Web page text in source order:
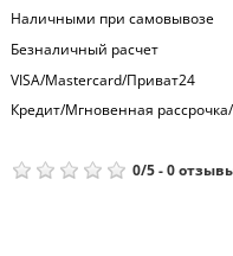
Наличными при самовывозе
Безналичный расчет
VISA/Mastercard/Приват24
Кредит/Мгновенная
0/5-0